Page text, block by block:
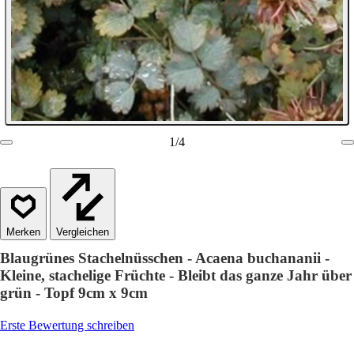
1/4
Vergleichen
Blaugrünes Stachelnüsschen - Acaena buchananii -
Kleine, stachelige Früchte - Bleibt das ganze Jahr über
grün - Topf 9cm x 9cm
Erste Bewertung schreiben